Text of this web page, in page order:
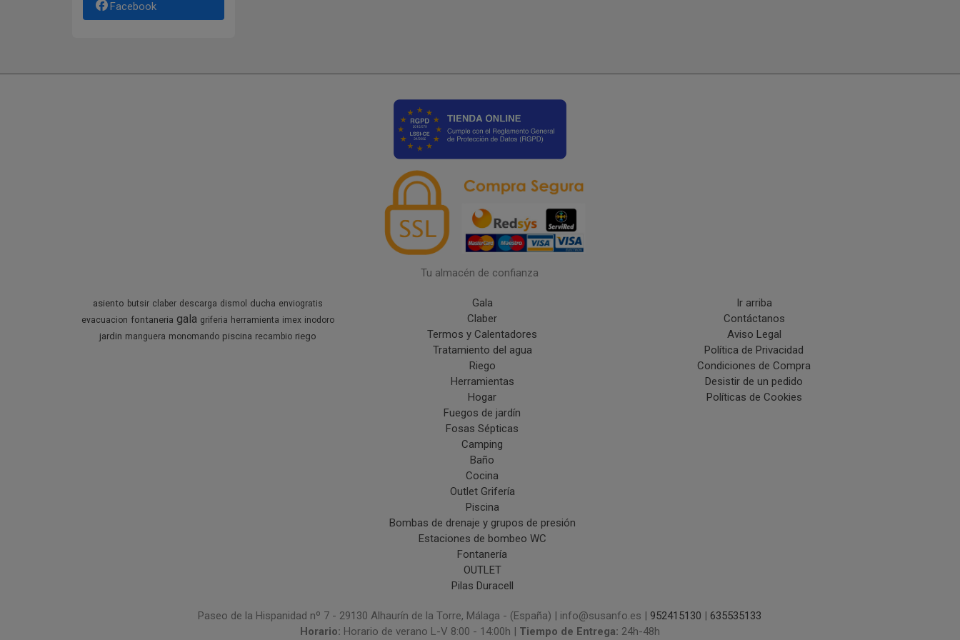
Facebook
Tu almacén de confianza
asiento butsir claber descarga dismol ducha enviogratis
evacuacion fontaneria gala griferia herramienta imex inodoro
jardin manguera monomando piscina recambio riego
Gala
Claber
Termos y Calentadores
Tratamiento del agua
Riego
Herramientas
Hogar
Fuegos de jardín
Fosas Sépticas
Camping
Baño
Cocina
Outlet Grifería
Piscina
Bombas de drenaje y grupos de presión
Estaciones de bombeo WC
Fontanería
OUTLET
Pilas Duracell
Ir arriba
Contáctanos
Aviso Legal
Política de Privacidad
Condiciones de Compra
Desistir de un pedido
Políticas de Cookies
Paseo de la Hispanidad nº 7 - 29130 Alhaurín de la Torre, Málaga - (España) | info@susanfo.es | 952415130 |635535133
Horario: Horario de verano L-V 8:00 - 14:00h | Tiempo de Entrega: 24h-48h